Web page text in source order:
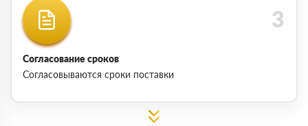
Согласование сроков
Согласовываются сроки поставки